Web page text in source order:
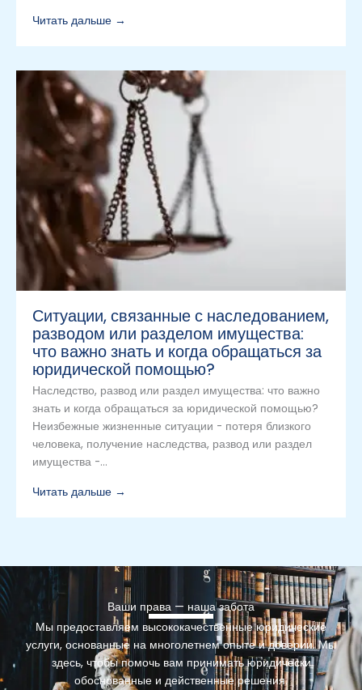
Читать дальше →
Ситуации, связанные с наследованием,
разводом или разделом имущества:
что важно знать и когда обращаться за
юридической помощью?
Наследство, развод или раздел имущества: что важно
знать и когда обращаться за юридической помощью?
Неизбежные жизненные ситуации - потеря близкого
человека, получение наследства, развод или раздел
имущества -...
Читать дальше →
Ваши права — наша забота
Мы предоставляем высококачественные юридические
услуги, основанные на многолетнем опыте и доверии. Мы
здесь, чтобы помочь вам принимать юридически
обоснованные и действенные решения.